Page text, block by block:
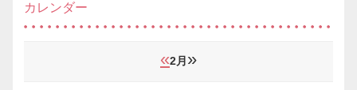
カレンダー
«2月 »